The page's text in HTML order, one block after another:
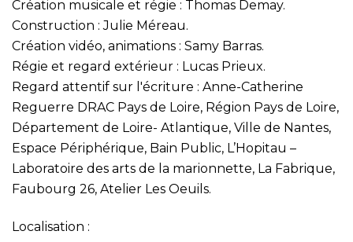
Création musicale et régie : Thomas Demay.
Construction : Julie Méreau.
Création vidéo, animations : Samy Barras.
Régie et regard extérieur : Lucas Prieux.
Regard attentif sur l'écriture : Anne-Catherine
Reguerre DRAC Pays de Loire, Région Pays de Loire,
Département de Loire- Atlantique, Ville de Nantes,
Espace Périphérique, Bain Public, L’Hopitau –
Laboratoire des arts de la marionnette, La Fabrique,
Faubourg 26, Atelier Les Oeuils.
Localisation :